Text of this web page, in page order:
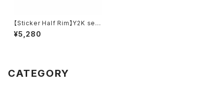
【Sticker Half Rim】Y2K seri
es
¥5,280
CATEGORY